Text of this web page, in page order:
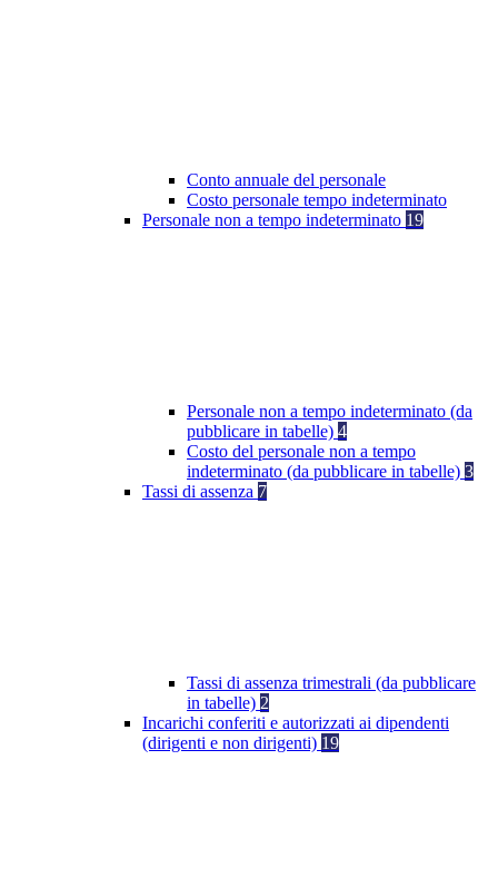
Conto annuale del personale
Costo personale tempo indeterminato
Personale non a tempo indeterminato 19
Personale non a tempo indeterminato (da
pubblicare in tabelle) 4
Costo del personale non a tempo
indeterminato (da pubblicare in tabelle) 3
Tassi di assenza 7
Tassi di assenza trimestrali (da pubblicare
in tabelle) 2
Incarichi conferiti e autorizzati ai dipendenti
(dirigenti e non dirigenti) 19